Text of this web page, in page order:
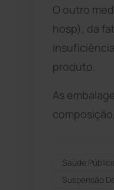
O outro
hosp), da
produto.
As
Saúde Pública
Suspensão